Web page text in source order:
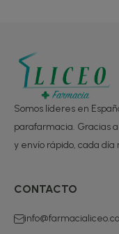
Somos líderes en
parafarmacia. Gracias
y envío rápido, cada
CONTACTO